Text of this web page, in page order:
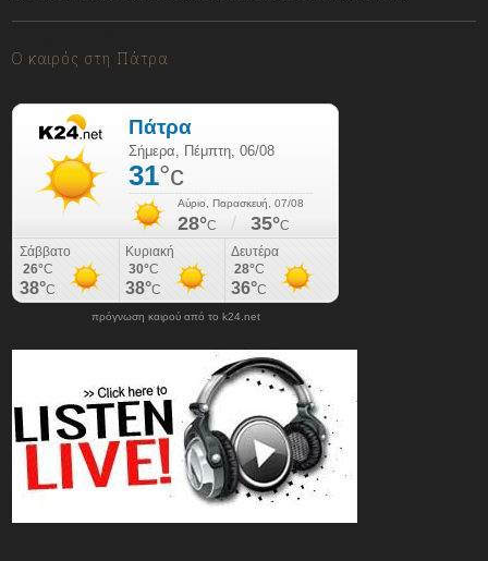
Ο καιρός στη Πάτρα
πρόγνωση καιρού από το k24.net